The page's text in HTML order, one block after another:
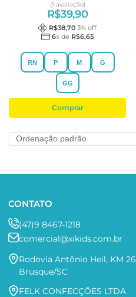
R$39,90
(1 avaliação)
R$38,70 3% off
6x de R$6,65
RN P M G
GG
Comprar
CONTATO
(47)9 8467-1218
comercial@xikids.com.br
Rodovia Antônio Heil, KM
Brusque/SC
FELK CONFECÇÕES LTDA